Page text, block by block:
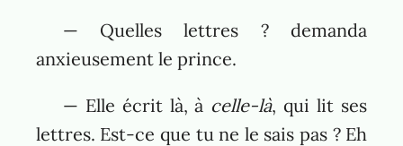
— Quelles lettres ? demanda
anxieusement le prince.
— Elle écrit là, à celle-là, qui lit ses
lettres. Est-ce que tu ne le sais pas ? Eh